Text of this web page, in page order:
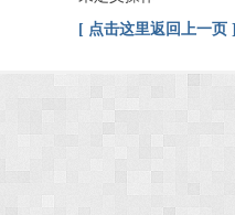
[ 点击这里返回上一页 ]